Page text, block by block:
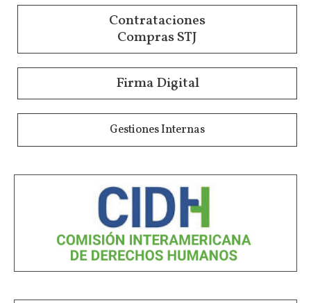
Contrataciones
Compras STJ
Firma Digital
Gestiones Internas